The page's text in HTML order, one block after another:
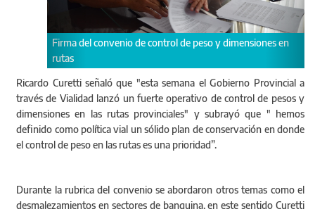
de control de peso y dimensiones en
Ricardo Curetti “se está
Ricardo Curetti señaló que "esta semana el Gobierno Provincial a
través de Vialidad lanzó un fuerte operativo de control de pesos y
dimensiones en las rutas provinciales" y subrayó que " hemos
definido como política vial un sólido plan de conservación en donde
el control de peso en las rutas es una prioridad”.
Durante la rubrica del convenio se abordaron otros temas como el
desmalezamientos en sectores de banquina, en este sentido Curetti